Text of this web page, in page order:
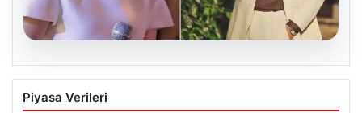
‘Yeraltı’ dizisinde şok olay! Babası suç
duyurusunda bulundu: ‘Kızımla reşit
Piyasa Verileri